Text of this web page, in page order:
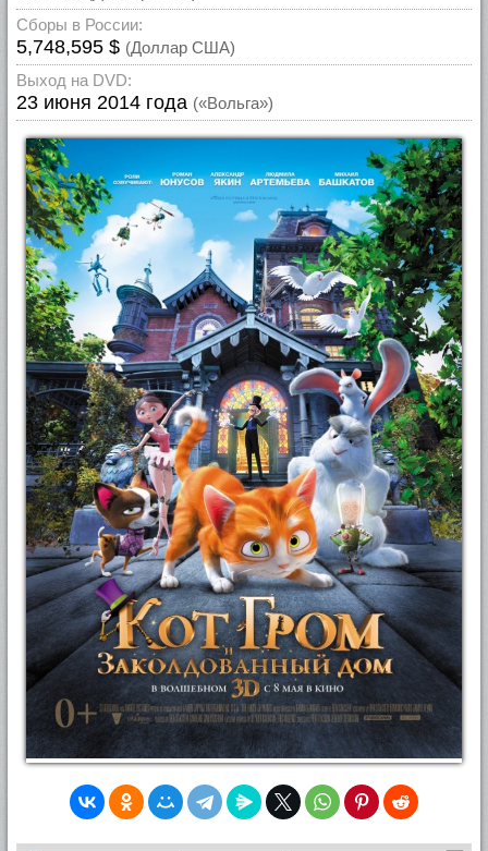
Сборы в России:
5,748,595 $ (Доллар США)
Выход на DVD:
23 июня 2014 года («Вольга»)